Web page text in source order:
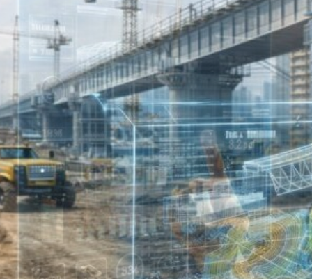
記念日一覧
メディア掲載
運営団体
管理団体
協議会